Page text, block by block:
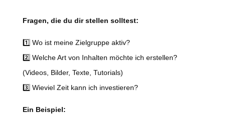
Fragen, die du dir stellen solltest:
1️⃣ Wo ist meine Zielgruppe aktiv?
2️⃣ Welche Art von Inhalten möchte ich erstellen?
(Videos, Bilder, Texte, Tutorials)
3️⃣ Wieviel Zeit kann ich investieren?
Ein Beispiel: